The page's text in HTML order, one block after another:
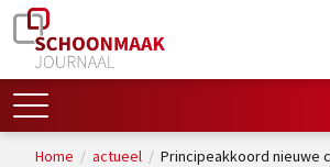
Home / actueel/ Principeakkoord nieuwe